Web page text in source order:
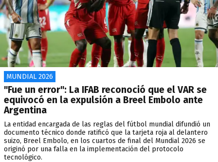
MUNDIAL 2026
"Fue un error": La IFAB reconoció que el VAR se
equivocó en la expulsión a Breel Embolo ante
Argentina
La entidad encargada de las reglas del fútbol mundial difundió un
documento técnico donde ratificó que la tarjeta roja al delantero
suizo, Breel Embolo, en los cuartos de final del Mundial 2026 se
originó por una falla en la implementación del protocolo
tecnológico.